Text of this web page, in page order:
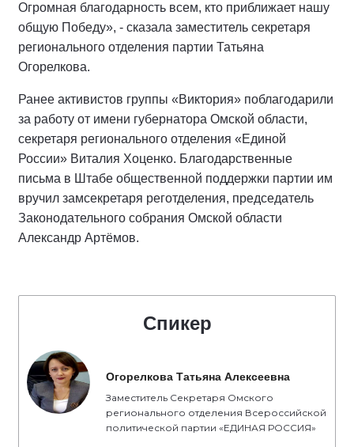
Огромная благодарность всем, кто приближает нашу
общую Победу», - сказала заместитель секретаря
регионального отделения партии Татьяна
Огорелкова.
Ранее активистов группы «Виктория» поблагодарили
за работу от имени губернатора Омской области,
секретаря регионального отделения «Единой
России» Виталия Хоценко. Благодарственные
письма в Штабе общественной поддержки партии им
вручил замсекретаря реготделения, председатель
Законодательного собрания Омской области
Александр Артёмов.
Спикер
Огорелкова Татьяна Алексеевна
Заместитель Секретаря Омского
регионального отделения Всероссийской
политической партии «ЕДИНАЯ РОССИЯ»